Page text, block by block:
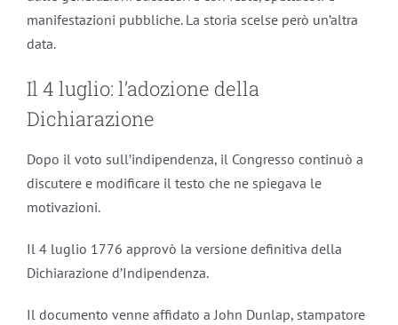
manifestazioni pubbliche. La storia scelse però un’altra
data.
Il 4 luglio: l’adozione della
Dichiarazione
Dopo il voto sull’indipendenza, il Congresso continuò a
discutere e modificare il testo che ne spiegava le
motivazioni.
Il 4 luglio 1776 approvò la versione definitiva della
Dichiarazione d’Indipendenza.
Il documento venne affidato a John Dunlap, stampatore